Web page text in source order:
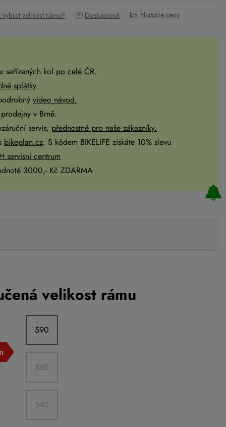
vybrat velikost rámu? Dostupnosti Historie ceny
seřízených kol po celé ČR.
splátky.
video návod.
v Brně.
servis, přednostně pro naše zákazníky.
bikeplan.cz. S kódem BIKELIFE získáte 10% slevu
servisní centrum
3000,- Kč ZDARMA
velikost rámu
590
560
540